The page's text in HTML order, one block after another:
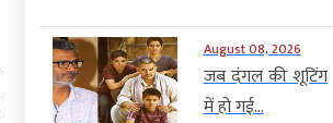
August 08, 2026
जब दंगल की शूटिंग
में हो गई...